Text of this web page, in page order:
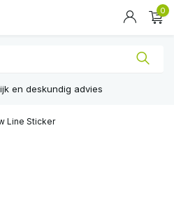
0
en deskundig advies
Line Sticker